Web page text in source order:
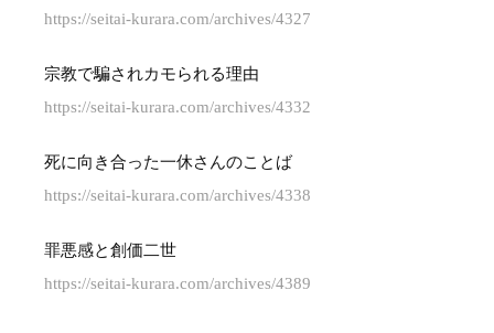
https://seitai-kurara.com/archives/4327
宗教で騙されカモられる理由
https://seitai-kurara.com/archives/4332
死に向き合った一休さんのことば
https://seitai-kurara.com/archives/4338
罪悪感と創価二世
https://seitai-kurara.com/archives/4389